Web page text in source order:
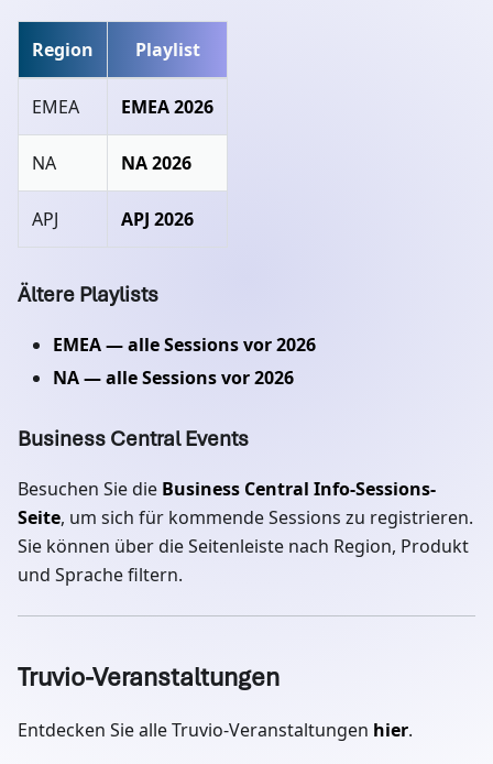
Region Playlist
EMEA EMEA 2026
NA NA 2026
APJ APJ 2026
Ältere Playlists
EMEA — alle Sessions vor 2026
NA — alle Sessions vor 2026
Business Central Events
Besuchen Sie die Business Central Info-Sessions-
Seite, um sich für kommende Sessions zu registrieren.
Sie können über die Seitenleiste nach Region, Produkt
und Sprache filtern.
Truvio-Veranstaltungen
Entdecken Sie alle Truvio-Veranstaltungen hier.